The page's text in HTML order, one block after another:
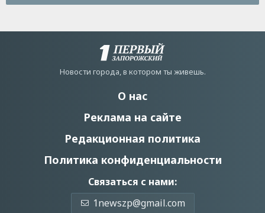
Новости города, в котором ты живешь.
О нас
Реклама на сайте
Редакционная политика
Политика конфиденциальности
Связаться с нами:
1newszp@gmail.com